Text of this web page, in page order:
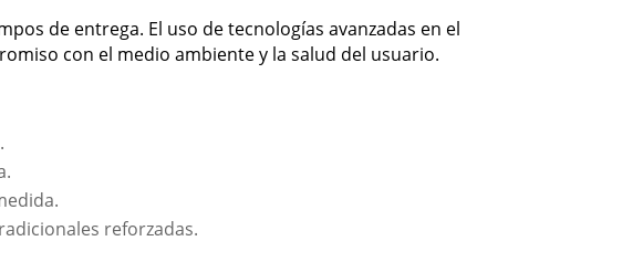
de entrega. El uso de tecnologías avanzadas en el
con el medio ambiente y la salud del usuario.
reforzadas.